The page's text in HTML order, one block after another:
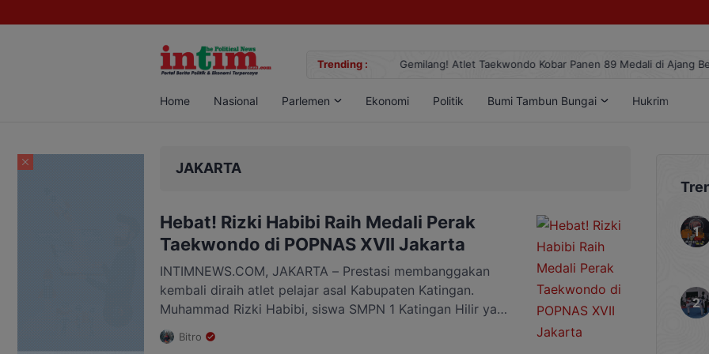
Trending :
Sabu di Pangkalan Bun, Dua Pelaku Diamankan Gemilang! Atlet Taekwondo Kobar Panen 89 Medali di Ajang
Home Nasional Parlemen Ekonomi Politik Bumi Tambun Bungai Hukrim
JAKARTA
Hebat! Rizki Habibi Raih Medali Perak
Taekwondo di POPNAS XVII Jakarta
INTIMNEWS.COM, JAKARTA – Prestasi membanggakan
kembali diraih atlet pelajar asal Kabupaten Katingan.
Muhammad Rizki Habibi, siswa SMPN 1 Katingan Hilir yang
tergabung dalam PPLPD Katingan, sukses menyabet
medali perak dalam ajang Pekan Olahraga Pelajar Nasional
Bitro